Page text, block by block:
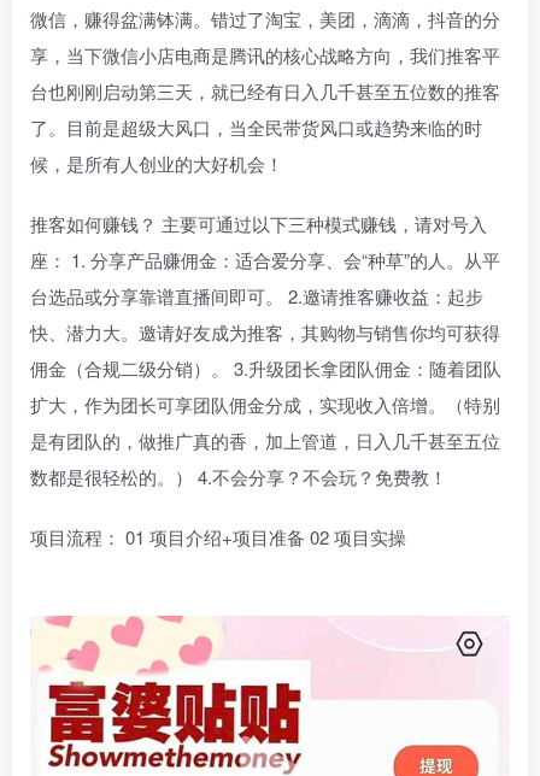
微信，赚得盆满钵满。错过了淘宝，美团，滴滴，抖音的分
享，当下微信小店电商是腾讯的核心战略方向，我们推客平
台也刚刚启动第三天，就已经有日入几千甚至五位数的推客
了。目前是超级大风口，当全民带货风口或趋势来临的时
候，是所有人创业的大好机会！
推客如何赚钱？ 主要可通过以下三种模式赚钱，请对号入
座： 1. 分享产品赚佣金：适合爱分享、会“种草”的人。从平
台选品或分享靠谱直播间即可。 2.邀请推客赚收益：起步
快、潜力大。邀请好友成为推客，其购物与销售你均可获得
佣金（合规二级分销）。 3.升级团长拿团队佣金：随着团队
扩大，作为团长可享团队佣金分成，实现收入倍增。（特别
是有团队的，做推广真的香，加上管道，日入几千甚至五位
数都是很轻松的。） 4.不会分享？不会玩？免费教！
项目流程： 01 项目介绍+项目准备 02 项目实操